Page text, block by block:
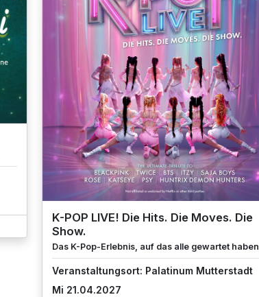
K-POP LIVE! Die Hits. Die Moves. Die
Show.
Das K-Pop-Erlebnis, auf das alle gewartet haben
Veranstaltungsort: Palatinum Mutterstadt
Mi 21.04.2027